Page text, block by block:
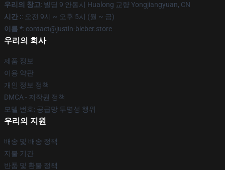
우리의 창고: 빌딩 9 안동시 Hualong 교량 Yongjiangyuan, CN
시간 :: 오전 9시 ~ 오후 5시 (월 ~ 금)
이름 *: contact@justin-bieber.store
우리의 회사
제품 정보
이용 약관
개인 정보 정책
DMCA - 저작권 정책
모델 번호: 공급망 투명성 행위
우리의 지원
배송 및 배송 정책
지불 기간
반품 및 환불 정책